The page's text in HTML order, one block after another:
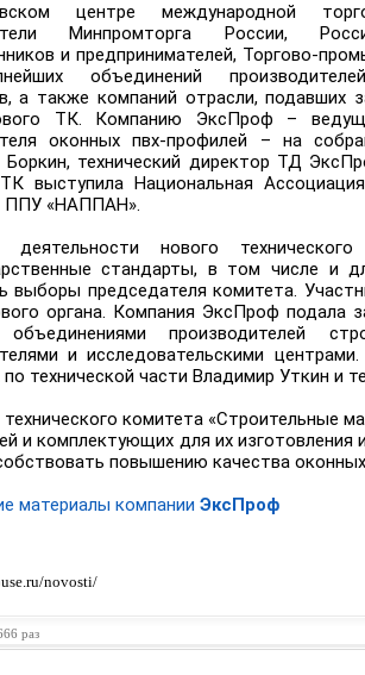
центре международной
Минпромторга России,
и предпринимателей, Торгово-
объединений
а также компаний отрасли, подавших
ТК. Компанию ЭксПроф –
оконных пвх-профилей – на
Боркин, технический директор ТД
выступила Национальная
ППУ «НАППАН».
нового
стандарты, в том числе и
выборы председателя комитета.
органа. Компания ЭксПроф подала
объединениями производителей
и исследовательскими
технической части Владимир Уткин и
комитета «Строительные
и комплектующих для их
повышению качества
материалы компании ЭксПроф
novosti/
раз